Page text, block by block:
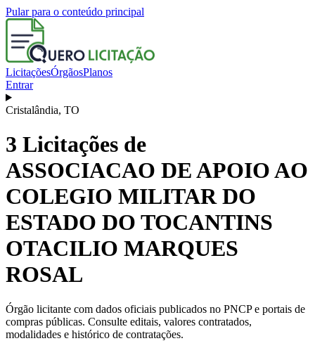
Pular para o conteúdo principal
LicitaçõesÓrgãosPlanos
Entrar
Cristalândia, TO
3 Licitações de
ASSOCIACAO DE APOIO AO
COLEGIO MILITAR DO
ESTADO DO TOCANTINS
OTACILIO MARQUES
ROSAL
Órgão licitante com dados oficiais publicados no PNCP e portais de
compras públicas. Consulte editais, valores contratados,
modalidades e histórico de contratações.